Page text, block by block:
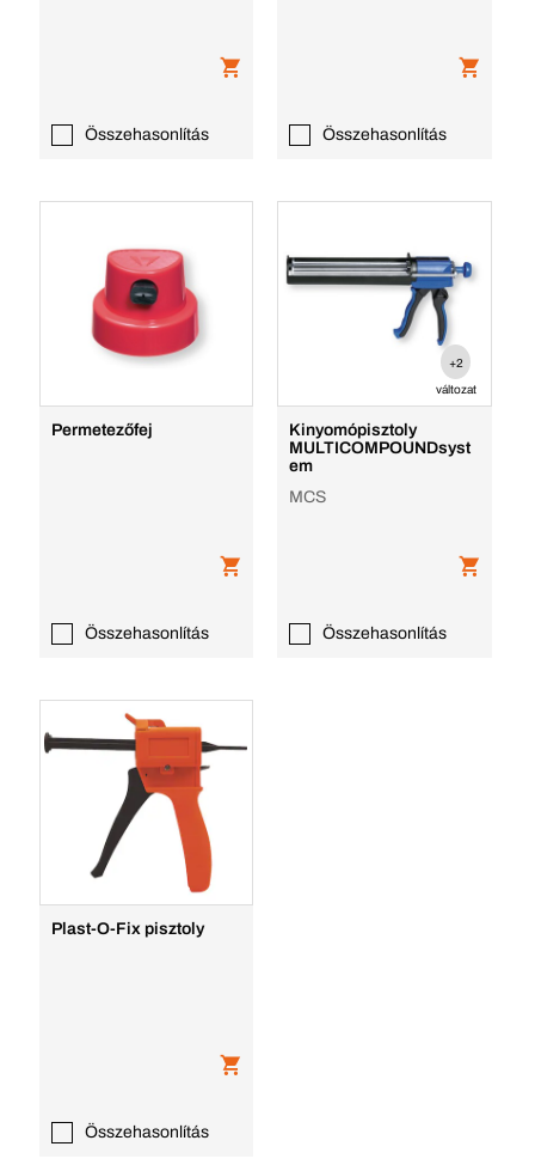
Összehasonlítás Összehasonlítás
Permetezőfej
Összehasonlítás
+2
változat
Kinyomópisztoly
MULTICOMPOUNDsyst
em
MCS
Összehasonlítás
Plast-O-Fix pisztoly
Összehasonlítás